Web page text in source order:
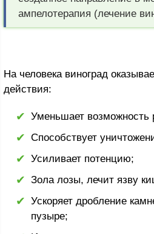
ампелотерапия (лечение
На человека виноград
действия:
Уменьшает возможность
Способствует
Усиливает потенцию;
Зола лозы, лечит язву
Ускоряет дробление
пузыре;